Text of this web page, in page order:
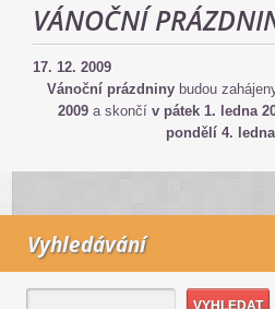
VÁNOČNÍ
17. 12. 2009
Vánoční prázdniny budou
2009askončí v pátek 1. ledna
pondělí 4.
Vyhledávání